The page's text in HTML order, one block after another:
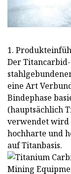
1.
Der
eine Art
Bindephase
(hauptsächlich
verwendet wird
hochharte und
auf Titanbasis.